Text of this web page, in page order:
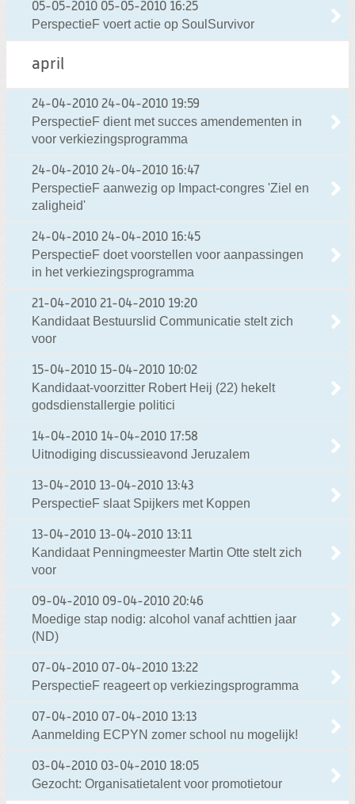
05-05-2010 05-05-2010 16:25
PerspectieF voert actie op SoulSurvivor
april
24-04-2010 24-04-2010 19:59
PerspectieF dient met succes amendementen in
voor verkiezingsprogramma
24-04-2010 24-04-2010 16:47
PerspectieF aanwezig op Impact-congres 'Ziel en
zaligheid'
24-04-2010 24-04-2010 16:45
PerspectieF doet voorstellen voor aanpassingen
in het verkiezingsprogramma
21-04-2010 21-04-2010 19:20
Kandidaat Bestuurslid Communicatie stelt zich
voor
15-04-2010 15-04-2010 10:02
Kandidaat-voorzitter Robert Heij (22) hekelt
godsdienstallergie politici
14-04-2010 14-04-2010 17:58
Uitnodiging discussieavond Jeruzalem
13-04-2010 13-04-2010 13:43
PerspectieF slaat Spijkers met Koppen
13-04-2010 13-04-2010 13:11
Kandidaat Penningmeester Martin Otte stelt zich
voor
09-04-2010 09-04-2010 20:46
Moedige stap nodig: alcohol vanaf achttien jaar
(ND)
07-04-2010 07-04-2010 13:22
PerspectieF reageert op verkiezingsprogramma
07-04-2010 07-04-2010 13:13
Aanmelding ECPYN zomer school nu mogelijk!
03-04-2010 03-04-2010 18:05
Gezocht: Organisatietalent voor promotietour